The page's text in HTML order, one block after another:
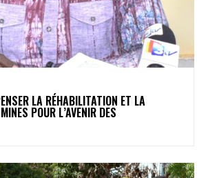
LA RÉHABILITATION ET LA
POUR L’AVENIR DES